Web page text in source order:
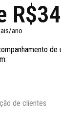
ano
de
de clientes